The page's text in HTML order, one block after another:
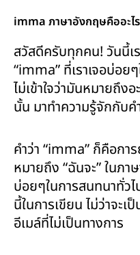
imma ภาษาอังกฤษคืออะไร
สวัสดีครับทุกคน! วันนี้เ
“imma” ที่เราเจอบ่อ
ไม่เข้าใจว่ามันหมายถึงอ
นั้น มาทำความรู้จักกับ
คำว่า “imma” ก็คือกา
หมายถึง “ฉันจะ” ในภา
บ่อยๆในการสนทนาทั่ว
นี้ในการเขียน ไม่ว่าจะ
อีเมล์ที่ไม่เป็นทางการ